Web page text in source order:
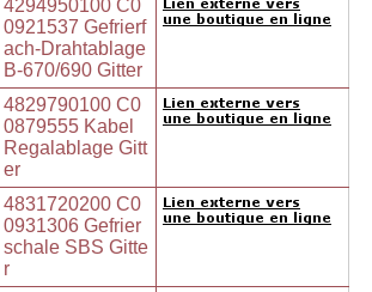
4294950100 C0
0921537 Gefrierf
ach-Drahtablage
B-670/690 Gitter
4829790100 C0
0879555 Kabel
Regalablage Gitt
er
4831720200 C0
0931306 Gefrier
schale SBS Gitte
r